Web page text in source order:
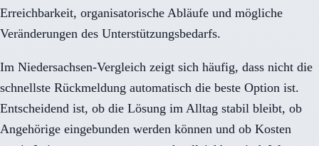
Erreichbarkeit, organisatorische Abläufe und mögliche
Veränderungen des Unterstützungsbedarfs.
Im Niedersachsen-Vergleich zeigt sich häufig, dass nicht die
schnellste Rückmeldung automatisch die beste Option ist.
Entscheidend ist, ob die Lösung im Alltag stabil bleibt, ob
Angehörige eingebunden werden können und ob Kosten